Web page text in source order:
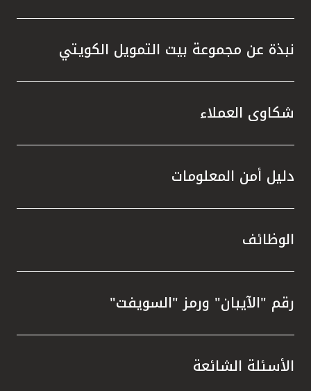
نبذة عن مجموعة بيت التمويل الكويتي
شكاوى العملاء
دليل أمن المعلومات
الوظائف
رقم "الآيبان" ورمز "السويفت"
الأسئلة الشائعة